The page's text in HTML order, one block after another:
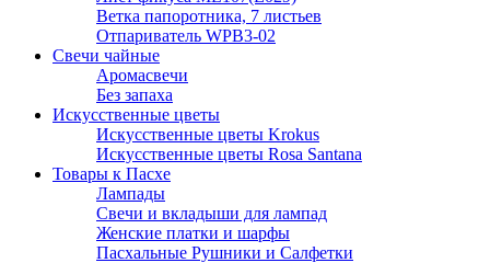
Ветка папоротника, 7 листьев
Отпариватель WPB3-02
Свечи чайные
Аромасвечи
Без запаха
Искусственные цветы
Искусственные цветы Krokus
Искусственные цветы Rosa Santana
Товары к Пасхе
Лампады
Свечи и вкладыши для лампад
Женские платки и шарфы
Пасхальные Рушники и Салфетки